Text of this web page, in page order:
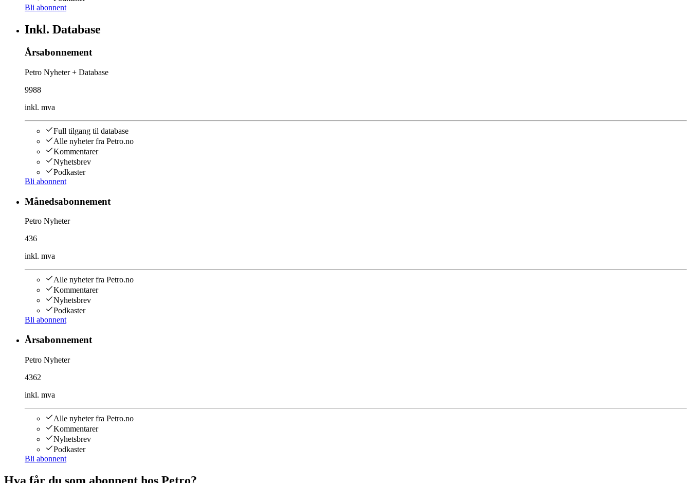
Bli abonnent
Inkl. Database
Årsabonnement
Petro Nyheter + Database
9988
inkl. mva
Full tilgang til database
Alle nyheter fra Petro.no
Kommentarer
Nyhetsbrev
Podkaster
Bli abonnent
Månedsabonnement
Petro Nyheter
436
inkl. mva
Alle nyheter fra Petro.no
Kommentarer
Nyhetsbrev
Podkaster
Bli abonnent
Årsabonnement
Petro Nyheter
4362
inkl. mva
Alle nyheter fra Petro.no
Kommentarer
Nyhetsbrev
Podkaster
Bli abonnent
Hva får du som abonnent hos Petro?